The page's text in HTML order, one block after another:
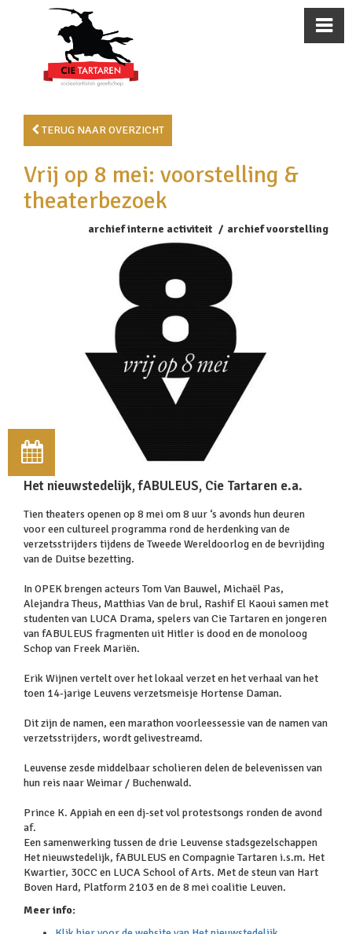
TERUG NAAR OVERZICHT
Vrij op 8 mei: voorstelling &
theaterbezoek
archief interne activiteit archief voorstelling
Het nieuwstedelijk, fABULEUS, Cie Tartaren e.a.
Tien theaters openen op 8 mei om 8 uur ‘s avonds hun deuren
voor een cultureel programma rond de herdenking van de
verzetsstrijders tijdens de Tweede Wereldoorlog en de bevrijding
van de Duitse bezetting.
In OPEK brengen acteurs Tom Van Bauwel, Michaël Pas,
Alejandra Theus, Matthias Van de brul, Rashif El Kaoui samen met
studenten van LUCA Drama, spelers van Cie Tartaren en jongeren
van fABULEUS fragmenten uit Hitler is dood en de monoloog
Schop van Freek Mariën.
Erik Wijnen vertelt over het lokaal verzet en het verhaal van het
toen 14-jarige Leuvens verzetsmeisje Hortense Daman.
Dit zijn de namen, een marathon voorleessessie van de namen van
verzetsstrijders, wordt gelivestreamd.
Leuvense zesde middelbaar scholieren delen de belevenissen van
hun reis naar Weimar / Buchenwald.
Prince K. Appiah en een dj-set vol protestsongs ronden de avond
af.
Een samenwerking tussen de drie Leuvense stadsgezelschappen
Het nieuwstedelijk, fABULEUS en Compagnie Tartaren i.s.m. Het
Kwartier, 30CC en LUCA School of Arts. Met de steun van Hart
Boven Hard, Platform 2103 en de 8 mei coalitie Leuven.
Meer info: